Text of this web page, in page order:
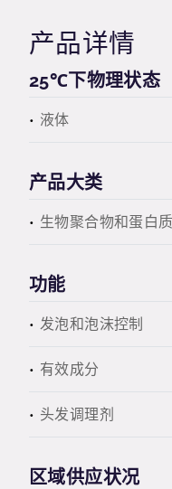
产品详情
25℃下物理状态
液体
产品大类
生物聚合物和蛋白质
功能
发泡和泡沫控制
有效成分
头发调理剂
区域供应状况